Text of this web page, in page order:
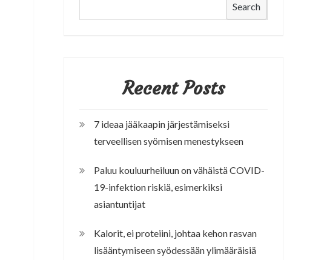
Search
Recent Posts
7 ideaa jääkaapin järjestämiseksi
terveellisen syömisen menestykseen
Paluu kouluurheiluun on vähäistä COVID-
19-infektion riskiä, esimerkiksi
asiantuntijat
Kalorit, ei proteiini, johtaa kehon rasvan
lisääntymiseen syödessään ylimääräisiä